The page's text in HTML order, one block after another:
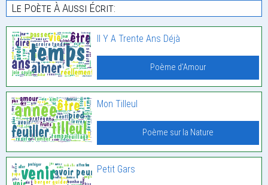
Le Poète À Aussi Écrit:
Il Y A Trente Ans Déjà
Poème d'Amour
Mon Tilleul
Poème sur la Nature
Petit Gars